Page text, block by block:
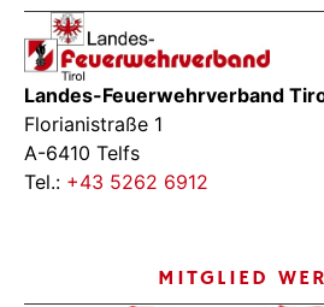
Landes-Feuerwehrverband
Florianistraße 1
A-6410 Telfs
Tel.: +43 5262 6912
MITGLIED